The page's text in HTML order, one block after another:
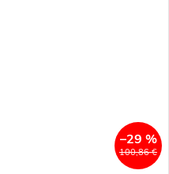
100,86 €
–29 %